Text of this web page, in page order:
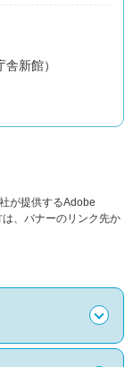
新館）
が提供するAdobe
、バナーのリンク先か